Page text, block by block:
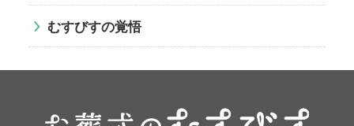
むすびすの覚悟